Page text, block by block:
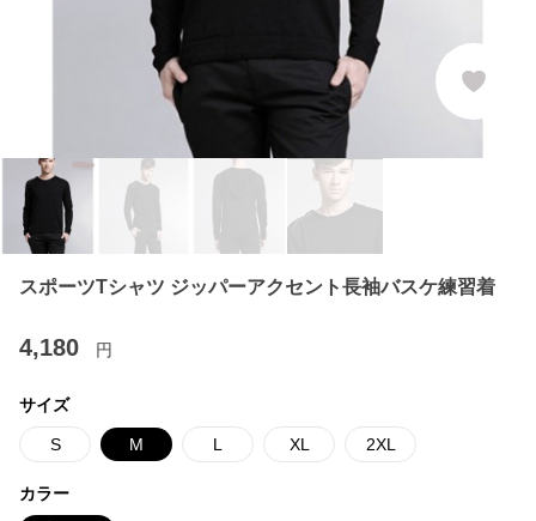
スポーツTシャツ ジッパーアクセント長袖バスケ練習着
4,180 円
サイズ
S M L XL 2XL
カラー